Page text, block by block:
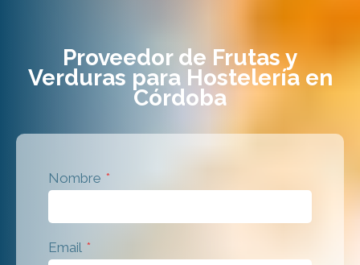
Proveedor de Frutas y
Verduras para Hostelería en
Córdoba
Nombre *
Email *